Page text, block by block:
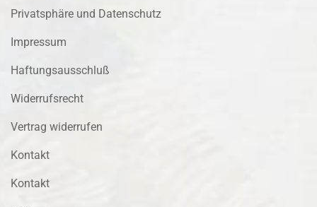
Privatsphäre und Datenschutz
Impressum
Haftungsausschluß
Widerrufsrecht
Vertrag widerrufen
Kontakt
Kontakt